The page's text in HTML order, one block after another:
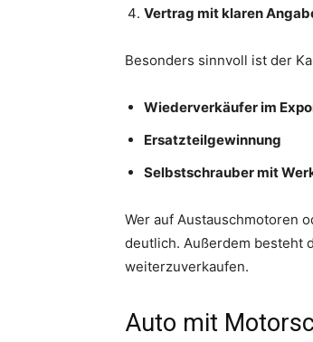
Vertrag mit klaren
Besonders sinnvoll ist der
Wiederverkäufer im
Ersatzteilgewinnung
Selbstschrauber mit
Wer auf Austauschmotoren
deutlich. Außerdem besteht
weiterzuverkaufen.
Auto mit